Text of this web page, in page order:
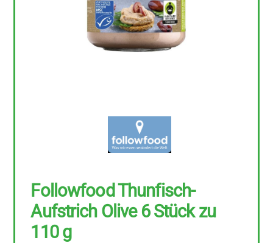
Followfood Thunfisch-
Aufstrich Olive 6 Stück zu
110 g